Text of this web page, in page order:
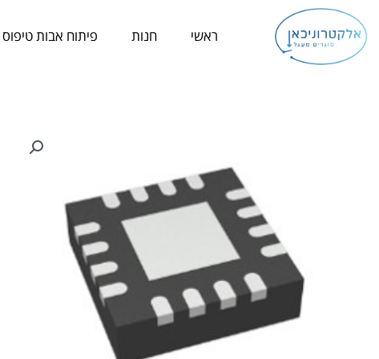
לתוכן
ראשי חנות פיתוח אבות טיפוס